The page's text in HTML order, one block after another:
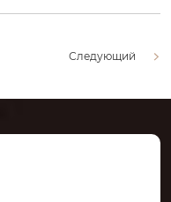
Следующий